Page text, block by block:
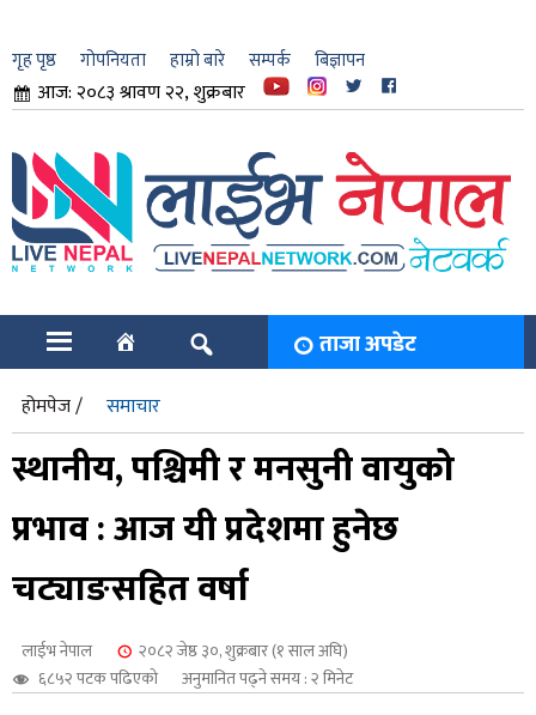
गृह पृष्ठ गोपनियता हाम्रो बारे सम्पर्क बिज्ञापन
आज: २०८३ श्रावण २२, शुक्रबार
ताजा अपडेट
होमपेज / समाचार
स्थानीय, पश्चिमी र मनसुनी वायुको
प्रभाव : आज यी प्रदेशमा हुनेछ
चट्याङसहित वर्षा
लाईभ नेपाल
२०८२ जेष्ठ ३०, शुक्रबार (१ साल अघि)
६८५२ पटक पढिएको
अनुमानित पढ्ने समय : २ मिनेट